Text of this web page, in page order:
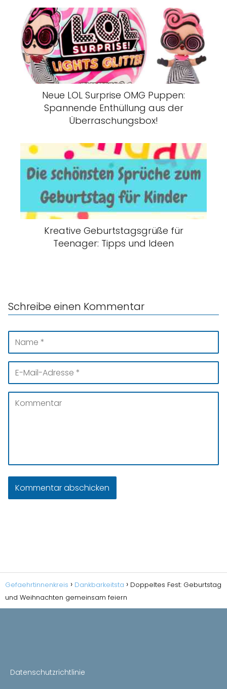
Neue LOL Surprise OMG Puppen:
Spannende Enthüllung aus der
Überraschungsbox!
Kreative Geburtstagsgrüße für
Teenager: Tipps und Ideen
Schreibe einen Kommentar
Gefaehrtinnenkreis Dankbarkeitsta
Doppeltes Fest: Geburtstag
und Weihnachten gemeinsam feiern
Datenschutzrichtlinie